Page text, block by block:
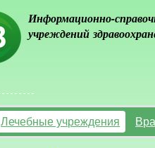
Информационно-
учреждений
Лечебные учреждения